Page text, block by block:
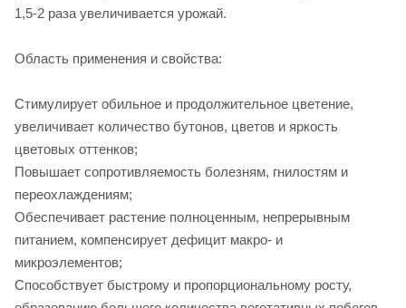
1,5-2 раза увеличивается урожай.
Область применения и свойства:
Стимулирует обильное и продолжительное цветение,
увеличивает количество бутонов, цветов и яркость
цветовых оттенков;
Повышает сопротивляемость болезням, гнилостям и
переохлаждениям;
Обеспечивает растение полноценным, непрерывным
питанием, компенсирует дефицит макро- и
микроэлементов;
Способствует быстрому и пропорциональному росту,